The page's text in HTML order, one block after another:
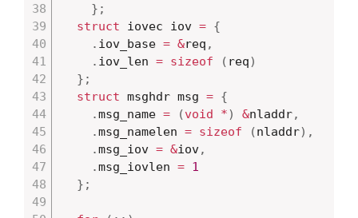
} ;
struct iovec iov = {
. iov_base = &req ,
. iov_len = sizeof ( req)
} ;
struct msghdr msg = {
.msg_name = (void *) &nladdr,
.msg_namelen = sizeof (nladdr) ,
.msg_iov = &iov,
.msg_iovlen = 1
} ;